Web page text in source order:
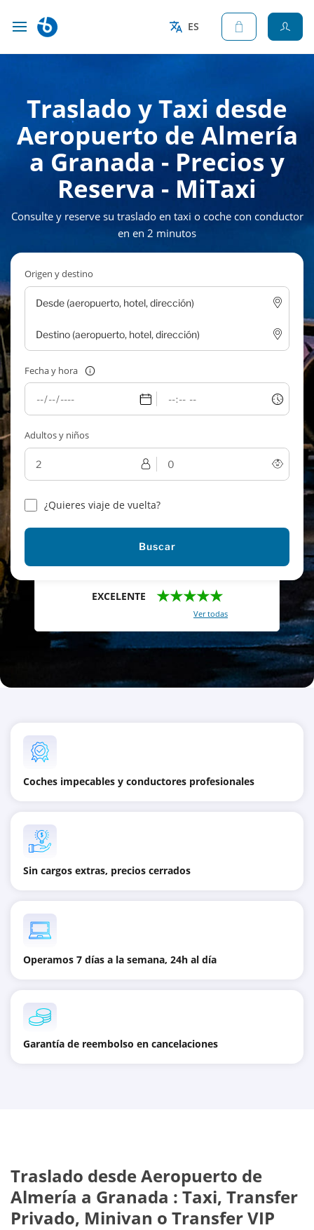
ES
Traslado y Taxi desde
Aeropuerto de Almería
a Granada - Precios y
Reserva - MiTaxi
Consulte y reserve su traslado en taxi o coche con conductor
en en 2 minutos
Origen y destino
Fecha y hora
Adultos y niños
¿Quieres viaje de vuelta?
Buscar
EXCELENTE ★★★★★
Ver todas
Coches impecables y conductores profesionales
Sin cargos extras, precios cerrados
Operamos 7 días a la semana, 24h al día
Garantía de reembolso en cancelaciones
Traslado desdeAeropuerto de
Almería a Granada : Taxi, Transfer
Privado, Minivan o Transfer VIP